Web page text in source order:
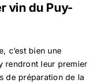
vin du Puy-
c’est bien une
rendront leur premier
de préparation de la